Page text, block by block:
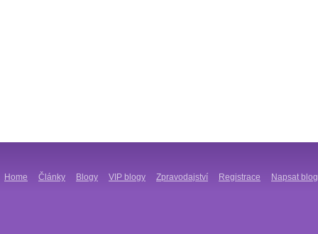
Home Články Blogy VIP blogy Zpravodajství Registrace Napsat blog